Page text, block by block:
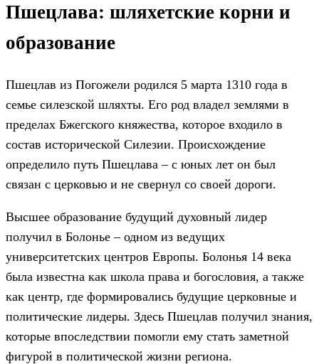
Пшецлава: шляхетские корни и
образование
Пшецлав из Погожели родился 5 марта 1310 года в
семье силезской шляхты. Его род владел землями в
пределах Бжегского княжества, которое входило в
состав исторической Силезии. Происхождение
определило путь Пшецлава – с юных лет он был
связан с церковью и не свернул со своей дороги.
Высшее образование будущий духовный лидер
получил в Болонье – одном из ведущих
университетских центров Европы. Болонья 14 века
была известна как школа права и богословия, а также
как центр, где формировались будущие церковные и
политические лидеры. Здесь Пшецлав получил знания,
которые впоследствии помогли ему стать заметной
фигурой в политической жизни региона.